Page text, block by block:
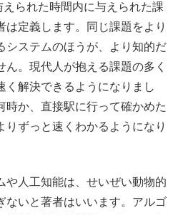
られた時間内に与えられた課
は定義します。同じ課題をより
システムのほうが、より知的だ
ん。現代人が抱える課題の多く
く解決できるようになりまし
時か、直接駅に行って確かめた
りずっと速くわかるようになり
や人工知能は、せいぜい動物的
ないと著者はいいます。アルゴ